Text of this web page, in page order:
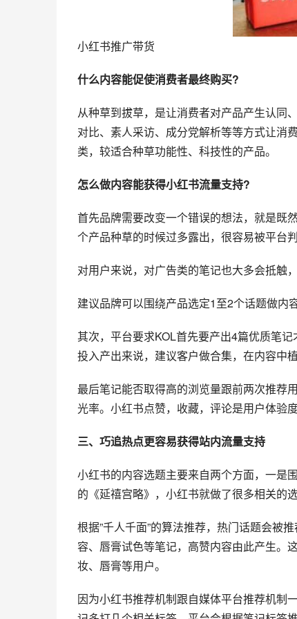
小红书推广带货
什么内容能促使消费者最终购买?
从种草到拔草，是让消费者对产品产生认同
对比、素人采访、成分党解析等等方式让消
类，较适合种草功能性、科技性的产品。
怎么做内容能获得小红书流量支持?
首先品牌需要改变一个错误的想法，就是既
个产品种草的时候过多露出，很容易被平台
对用户来说，对广告类的笔记也大多会抵触
建议品牌可以围绕产品选定1至2个话题做内
其次，平台要求KOL首先要产出4篇优质笔
投入产出来说，建议客户做合集，在内容中植
最后笔记能否取得高的浏览量跟前两次推荐
光率。小红书点赞，收藏，评论是用户体验
三、巧追热点更容易获得站内流量支持
小红书的内容选题主要来自两个方面，一是
的《延禧宫略》，小红书就做了很多相关的
根据”千人千面”的算法推荐，热门话题会被
容、唇膏试色等笔记，高赞内容由此产生。
妆、唇膏等用户。
因为小红书推荐机制跟自媒体平台推荐机制